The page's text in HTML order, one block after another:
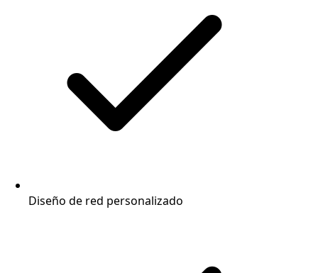
Diseño de red personalizado